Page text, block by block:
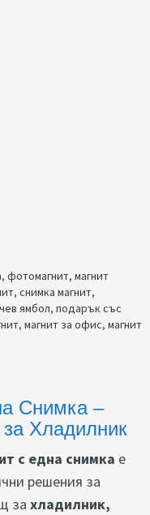
, фотомагнит, магнит
, снимка магнит,
ямбол, подарък със
, магнит за офис, магнит
Снимка –
Хладилник
с една снимка е
решения за
за хладилник,